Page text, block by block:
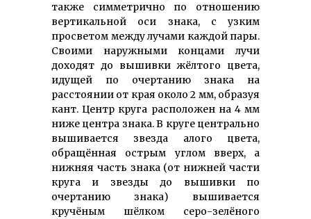
также симметрично по отношению
вертикальной оси знака, с узким
просветом между лучами каждой пары.
Своими наружными концами лучи
доходят до вышивки жёлтого цвета,
идущей по очертанию знака на
расстоянии от края около 2 мм, образуя
кант. Центр круга расположен на 4 мм
ниже центра знака. В круге центрально
вышивается звезда алого цвета,
обращённая острым углом вверх, а
нижняя часть знака (от нижней части
круга и звезды до вышивки по
очертанию знака) вышивается
кручёным шёлком серо-зелёного